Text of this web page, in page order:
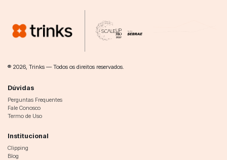
® 2026, Trinks — Todos os direitos reservados.
Dúvidas
Perguntas Frequentes
Fale Conosco
Termo de Uso
Institucional
Clipping
Blog